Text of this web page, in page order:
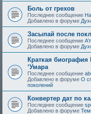
Боль от грехов
Последнее сообщение
Добавлено в форуме
Засыпай после
Последнее сообщение
Добавлено в форуме
Краткая
‘Умара
Последнее сообщение
Добавлено в форуме О
поколений
Конвертер дат по
Последнее сообщение
Добавлено в форуме